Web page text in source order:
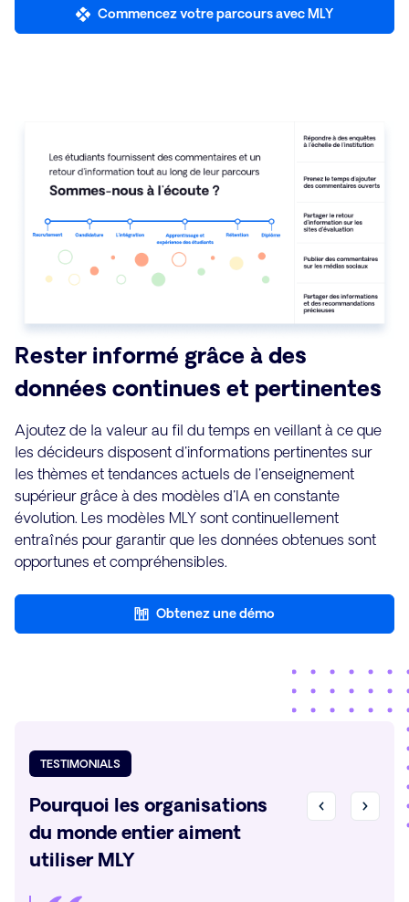
Commencez votre parcours avec MLY
Rester informé grâce à des
données continues et pertinentes
Ajoutez de la valeur au fil du temps en veillant à ce que
les décideurs disposent d'informations pertinentes sur
les thèmes et tendances actuels de l'enseignement
supérieur grâce à des modèles d'IA en constante
évolution. Les modèles MLY sont continuellement
entraînés pour garantir que les données obtenues sont
opportunes et compréhensibles.
Obtenez une démo
TESTIMONIALS
Pourquoi les organisations
du monde entier aiment
utiliser MLY